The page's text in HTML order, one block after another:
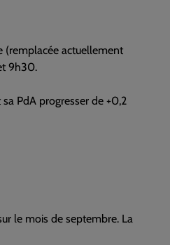
(remplacée actuellement
9h30.
sa PdA progresser de +0,2
le mois de septembre. La